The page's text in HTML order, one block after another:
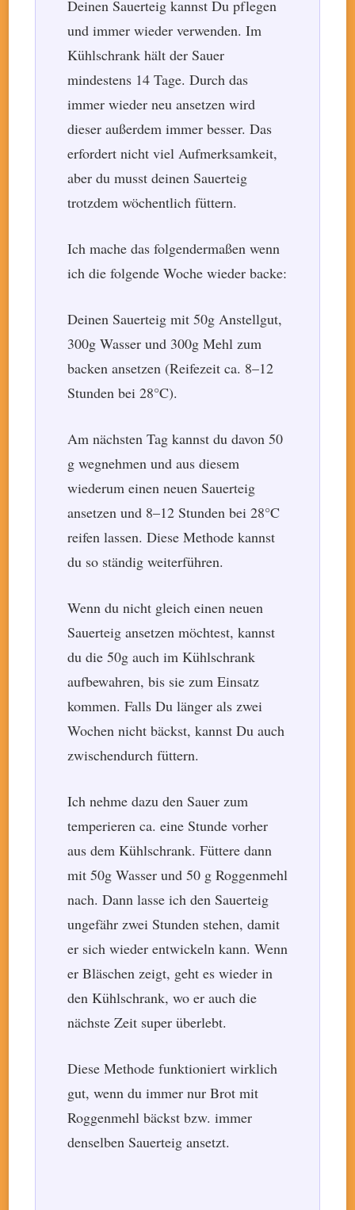
Deinen Sauerteig kannst Du pflegen
und immer wieder verwenden. Im
Kühlschrank hält der Sauer
mindestens 14 Tage. Durch das
immer wieder neu ansetzen wird
dieser außerdem immer besser. Das
erfordert nicht viel Aufmerksamkeit,
aber du musst deinen Sauerteig
trotzdem wöchentlich füttern.
Ich mache das folgendermaßen wenn
ich die folgende Woche wieder backe:
Deinen Sauerteig mit 50g Anstellgut,
300g Wasser und 300g Mehl zum
backen ansetzen (Reifezeit ca. 8–12
Stunden bei 28°C).
Am nächsten Tag kannst du davon 50
g wegnehmen und aus diesem
wiederum einen neuen Sauerteig
ansetzen und 8–12 Stunden bei 28°C
reifen lassen. Diese Methode kannst
du so ständig weiterführen.
Wenn du nicht gleich einen neuen
Sauerteig ansetzen möchtest, kannst
du die 50g auch im Kühlschrank
aufbewahren, bis sie zum Einsatz
kommen. Falls Du länger als zwei
Wochen nicht bäckst, kannst Du auch
zwischendurch füttern.
Ich nehme dazu den Sauer zum
temperieren ca. eine Stunde vorher
aus dem Kühlschrank. Füttere dann
mit 50g Wasser und 50 g Roggenmehl
nach. Dann lasse ich den Sauerteig
ungefähr zwei Stunden stehen, damit
er sich wieder entwickeln kann. Wenn
er Bläschen zeigt, geht es wieder in
den Kühlschrank, wo er auch die
nächste Zeit super überlebt.
Diese Methode funktioniert wirklich
gut, wenn du immer nur Brot mit
Roggenmehl bäckst bzw. immer
denselben Sauerteig ansetzt.